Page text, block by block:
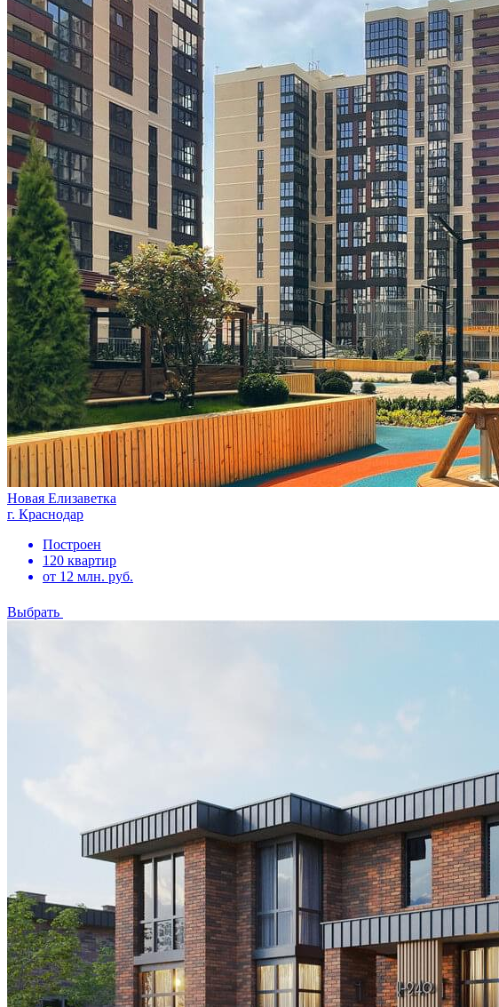
Новая Елизаветка
г. Краснодар
Построен
120 квартир
от 12 млн. руб.
Выбрать